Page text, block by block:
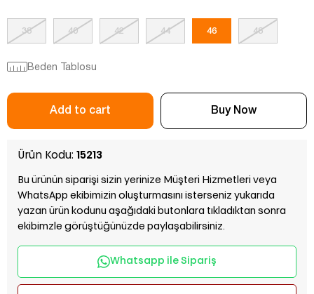
38 40 42 44 46 48
Beden Tablosu
Ürün Kodu: 15213
Bu ürünün siparişi sizin yerinize Müşteri Hizmetleri veya
WhatsApp ekibimizin oluşturmasını isterseniz yukarıda
yazan ürün kodunu aşağıdaki butonlara tıkladıktan sonra
ekibimzle görüştüğünüzde paylaşabilirsiniz.
Whatsapp ile Sipariş